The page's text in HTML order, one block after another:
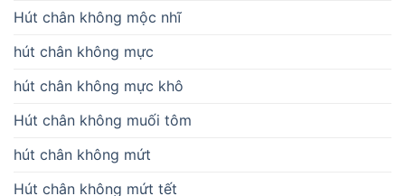
Hút chân không mộc nhĩ
hút chân không mực
hút chân không mực khô
Hút chân không muối tôm
hút chân không mứt
Hút chân không mứt tết